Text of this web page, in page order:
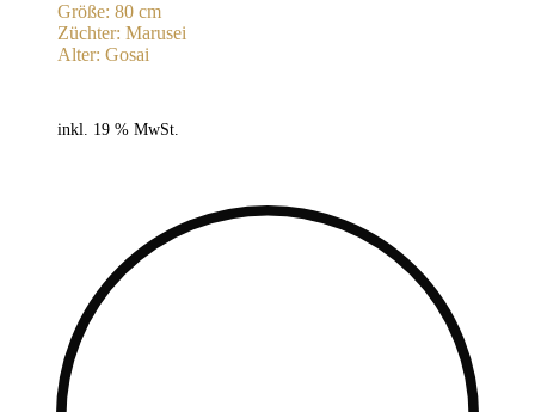
Größe: 80 cm
Züchter: Marusei
Alter: Gosai
inkl. 19 % MwSt.